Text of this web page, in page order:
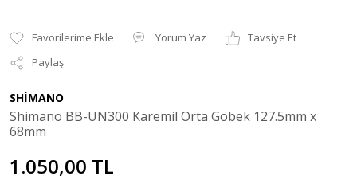
Yorum Yaz
Tavsiye Et
Paylaş
SHİMANO
Shimano BB-UN300 Karemil Orta Göbek 127.5mm x
68mm
1.050,00 TL